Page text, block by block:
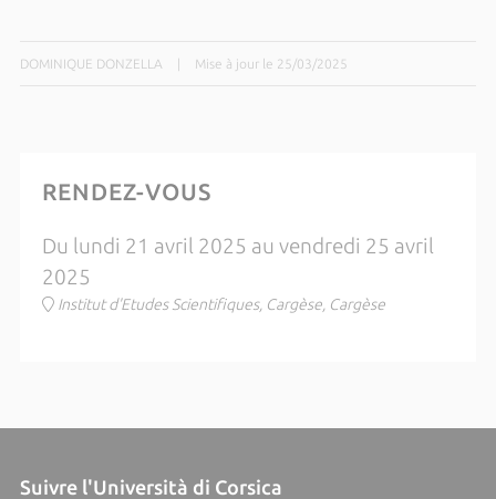
DOMINIQUE DONZELLA Mise à jour le 25/03/2025
RENDEZ-VOUS
Du lundi 21 avril 2025 au vendredi 25 avril
2025
Institut d'Etudes Scientifiques, Cargèse, Cargèse
Suivre l'Università di Corsica